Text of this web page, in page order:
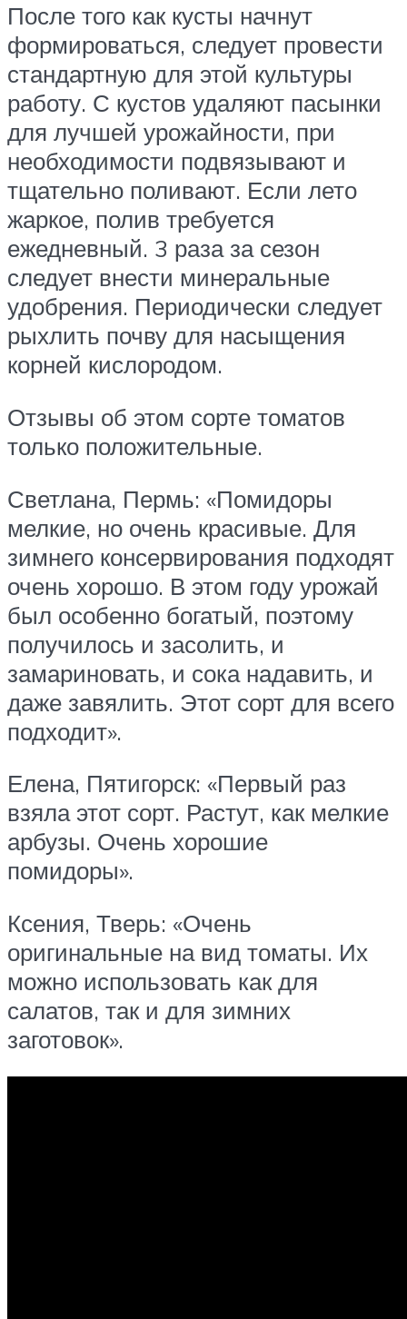
После того как кусты начнут
формироваться, следует провести
стандартную для этой культуры
работу. С кустов удаляют пасынки
для лучшей урожайности, при
необходимости подвязывают и
тщательно поливают. Если лето
жаркое, полив требуется
ежедневный. 3 раза за сезон
следует внести минеральные
удобрения. Периодически следует
рыхлить почву для насыщения
корней кислородом.
Отзывы об этом сорте томатов
только положительные.
Светлана, Пермь: «Помидоры
мелкие, но очень красивые. Для
зимнего консервирования подходят
очень хорошо. В этом году урожай
был особенно богатый, поэтому
получилось и засолить, и
замариновать, и сока надавить, и
даже завялить. Этот сорт для всего
подходит».
Елена, Пятигорск: «Первый раз
взяла этот сорт. Растут, как мелкие
арбузы. Очень хорошие
помидоры».
Ксения, Тверь: «Очень
оригинальные на вид томаты. Их
можно использовать как для
салатов, так и для зимних
заготовок».